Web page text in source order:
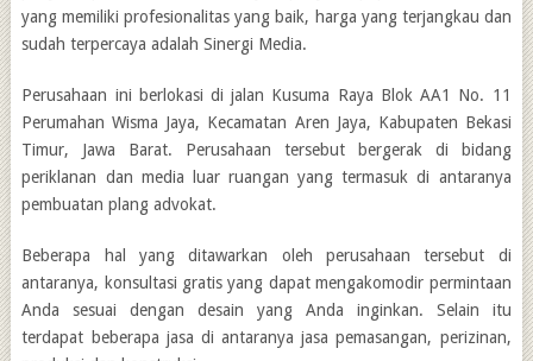
yang memiliki profesionalitas yang baik, harga yang terjangkau dan
sudah terpercaya adalah Sinergi Media.
Perusahaan ini berlokasi di jalan Kusuma Raya Blok AA1 No. 11
Perumahan Wisma Jaya, Kecamatan Aren Jaya, Kabupaten Bekasi
Timur, Jawa Barat. Perusahaan tersebut bergerak di bidang
periklanan dan media luar ruangan yang termasuk di antaranya
pembuatan plang advokat.
Beberapa hal yang ditawarkan oleh perusahaan tersebut di
antaranya, konsultasi gratis yang dapat mengakomodir permintaan
Anda sesuai dengan desain yang Anda inginkan. Selain itu
terdapat beberapa jasa di antaranya jasa pemasangan, perizinan,